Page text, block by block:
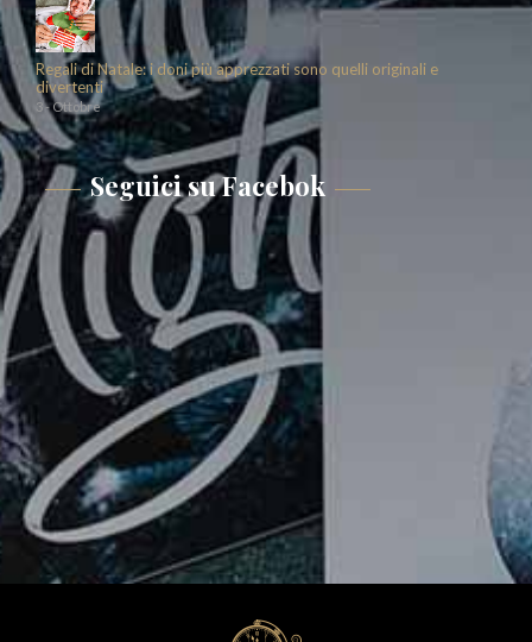
Regali di Natale: i doni più apprezzati sono quelli originali e
divertenti
3 - Ottobre
Seguici su Facebok